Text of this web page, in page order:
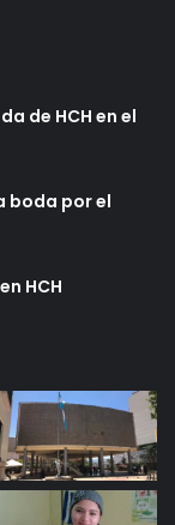
de HCH en el
boda por el
HCH